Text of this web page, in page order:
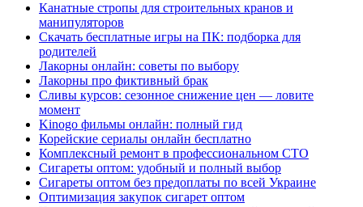
Канатные стропы для строительных кранов и
манипуляторов
Скачать бесплатные игры на ПК: подборка для
родителей
Лакорны онлайн: советы по выбору
Лакорны про фиктивный брак
Сливы курсов: сезонное снижение цен — ловите
момент
Kinogo фильмы онлайн: полный гид
Корейские сериалы онлайн бесплатно
Комплексный ремонт в профессиональном СТО
Сигареты оптом: удобный и полный выбор
Сигареты оптом без предоплаты по всей Украине
Оптимизация закупок сигарет оптом